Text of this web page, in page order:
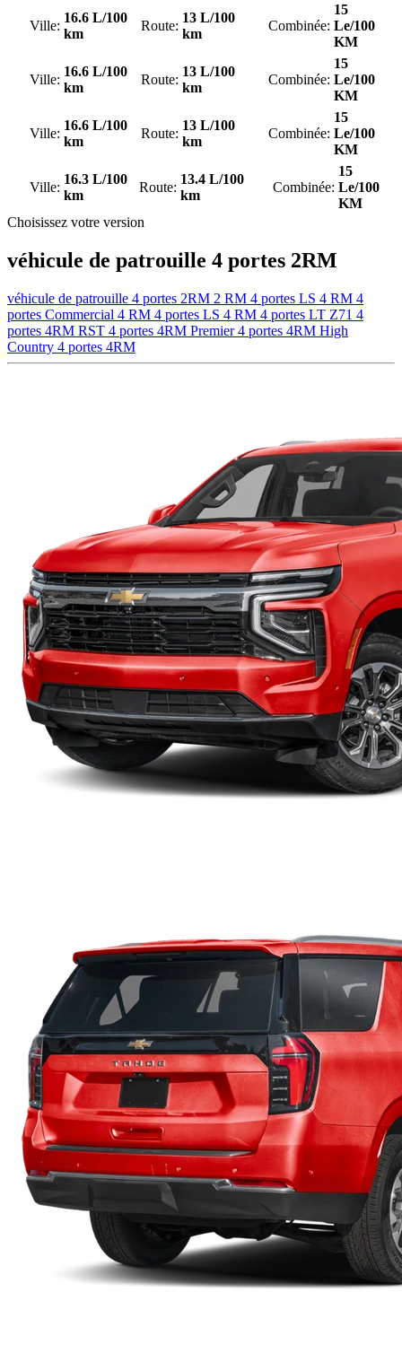
Ville:
16.6 L/100
km
Route:
13 L/100
km
Combinée:
15
Le/100
KM
Ville:
16.6 L/100
km
Route:
13 L/100
km
Combinée:
15
Le/100
KM
Ville:
16.6 L/100
km
Route:
13 L/100
km
Combinée:
15
Le/100
KM
Ville:
16.3 L/100
km
Route:
13.4 L/100
km
Combinée:
15
Le/100
KM
Choisissez votre version
véhicule de patrouille 4 portes 2RM
véhicule de patrouille 4 portes 2RM 2 RM 4 portes LS 4 RM 4
portes Commercial 4 RM 4 portes LS 4 RM 4 portes LT Z71 4
portes 4RM RST 4 portes 4RM Premier 4 portes 4RM High
Country 4 portes 4RM